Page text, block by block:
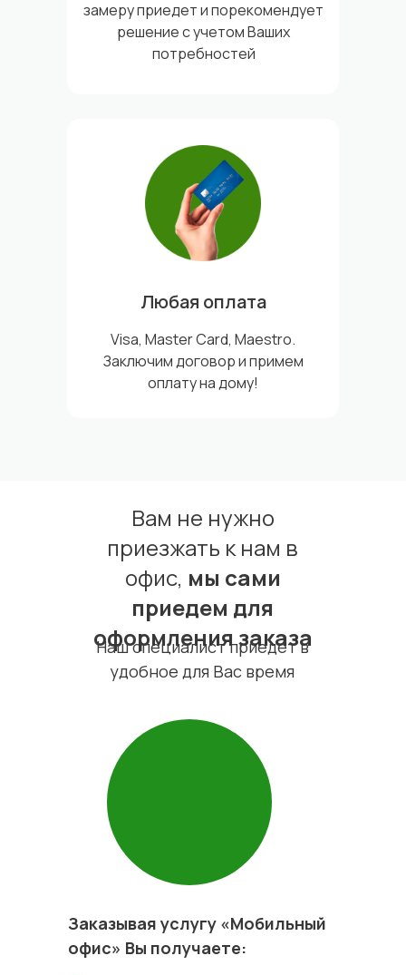
замеру приедет и порекомендует
решение с учетом Ваших
потребностей
Любая оплата
Visa, Master Card, Maestro.
Заключим договор и примем
оплату на дому!
Заказывая услугу «Мобильный
офис» Вы получаете:
Вам не нужно
приезжать к нам в
офис, мы сами
приедем для
оформления заказа
Наш специалист приедет в
удобное для Вас время